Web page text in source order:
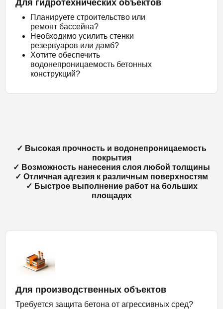
Для гидротехнических объектов
Планируете строительство или
ремонт бассейна?
Необходимо усилить стенки
резервуаров или дамб?
Хотите обеспечить
водонепроницаемость бетонных
конструкций?
✓ Высокая прочность и водонепроницаемость
покрытия
✓ Возможность нанесения слоя любой толщины
✓ Отличная адгезия к различным поверхностям
✓ Быстрое выполнение работ на больших
площадях
Для производственных объектов
Требуется защита бетона от агрессивных сред?